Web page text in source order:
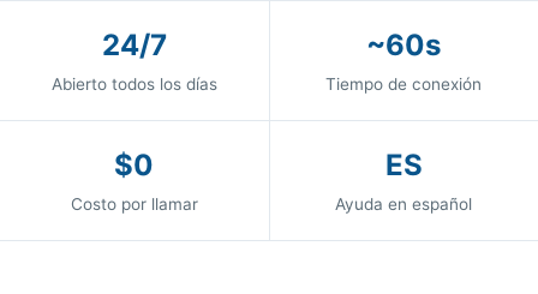
24/7
Abierto todos los días
~60s
Tiempo de conexión
$0
Costo por llamar
ES
Ayuda en español